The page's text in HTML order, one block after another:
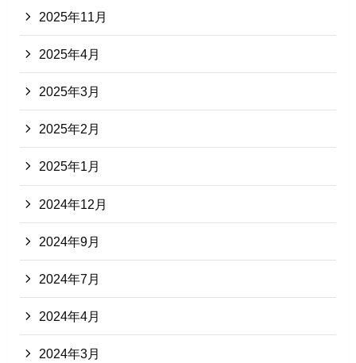
2025年11月
2025年4月
2025年3月
2025年2月
2025年1月
2024年12月
2024年9月
2024年7月
2024年4月
2024年3月